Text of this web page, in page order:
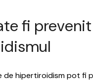
fi prevenit
de hipertiroidism pot fi